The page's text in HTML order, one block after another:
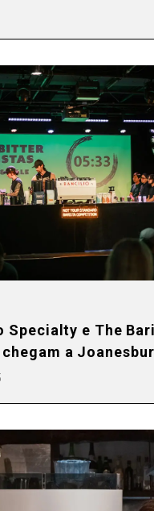
Specialty e The
chegam a